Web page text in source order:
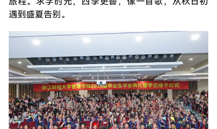
遇到盛夏告别。